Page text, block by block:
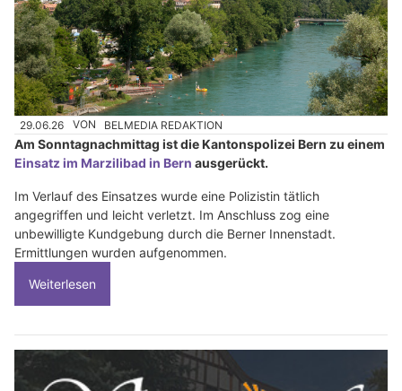
29.06.26 VON BELMEDIA REDAKTION
Am Sonntagnachmittag ist die Kantonspolizei Bern zu einem
Einsatz im Marzilibad in Bern ausgerückt.
Im Verlauf des Einsatzes wurde eine Polizistin tätlich
angegriffen und leicht verletzt. Im Anschluss zog eine
unbewilligte Kundgebung durch die Berner Innenstadt.
Ermittlungen wurden aufgenommen.
Weiterlesen